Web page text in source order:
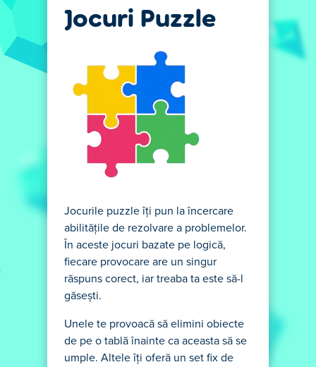
Jocuri Puzzle
Jocurile puzzle îți pun la încercare
abilitățile de rezolvare a problemelor.
În aceste jocuri bazate pe logică,
fiecare provocare are un singur
răspuns corect, iar treaba ta este să-l
găsești.
Unele te provoacă să elimini obiecte
de pe o tablă înainte ca aceasta să se
umple. Altele îți oferă un set fix de